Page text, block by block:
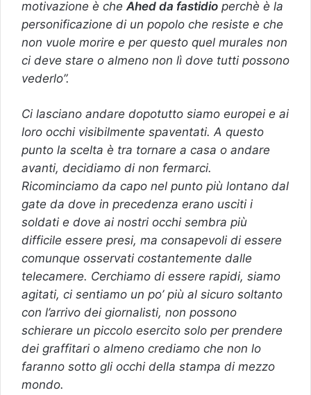
motivazione è cheAhed da fastidio perchè è la
personificazione di un popolo che resiste e che
non vuole morire e per questo quel murales non
ci deve stare o almeno non lì dove tutti possono
vederlo”.
Ci lasciano andare dopotutto siamo europei e ai
loro occhi visibilmente spaventati. A questo
punto la scelta è tra tornare a casa o andare
avanti, decidiamo di non fermarci.
Ricominciamo da capo nel punto più lontano dal
gate da dove in precedenza erano usciti i
soldati e dove ai nostri occhi sembra più
difficile essere presi, ma consapevoli di essere
comunque osservati costantemente dalle
telecamere. Cerchiamo di essere rapidi, siamo
agitati, ci sentiamo un po’ più al sicuro soltanto
con l’arrivo dei giornalisti, non possono
schierare un piccolo esercito solo per prendere
dei graffitari o almeno crediamo che non lo
faranno sotto gli occhi della stampa di mezzo
mondo.